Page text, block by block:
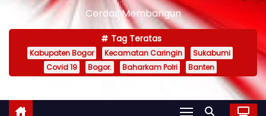
Cerdas Membangun
Tag Teratas
Kabupaten Bogor Kecamatan Caringin
Sukabumi
Covid 19
Bogor. Baharkam Polri Banten